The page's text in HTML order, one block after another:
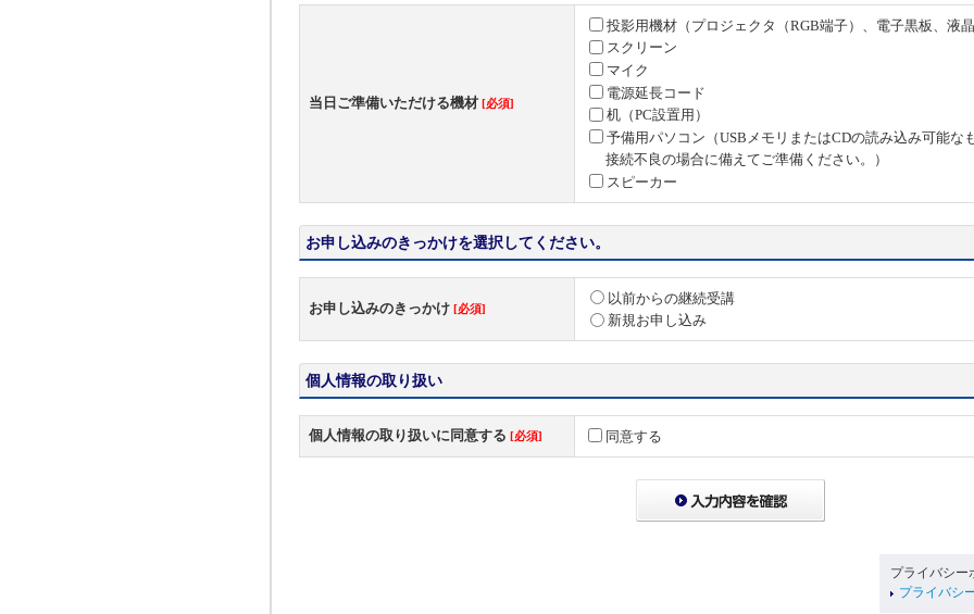
当日ご準備いただける機材 [必須]
投影用機材（プロジェクタ（RGB端子）、電子黒板、液晶
スクリーン
マイク
電源延長コード
机（PC設置用）
予備用パソコン（USBメモリまたはCDの読み込み可能な
接続不良の場合に備えてご準備ください。）
スピーカー
お申し込みのきっかけを選択してください。
お申し込みのきっかけ [必須]
以前からの継続受講
新規お申し込み
個人情報の取り扱い
個人情報の取り扱いに同意する [必須] 同意する
プライバシー
プライバシ